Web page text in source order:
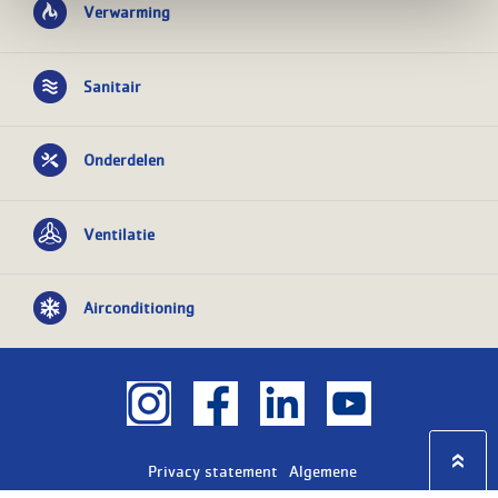
Verwarming
Sanitair
Onderdelen
Ventilatie
Airconditioning
Privacy statement
Algemene